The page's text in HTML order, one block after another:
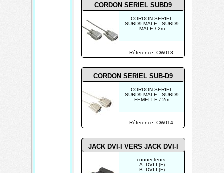
JACK DVI-I VERS JACK DVI-I
connecteurs:
A: DVI-I (F)
B: DVI-I (F)
CORDON SERIEL SUBD9
CORDON SERIEL
SUBD9 MALE - SUBD9
MALE / 2m
Réference: CW013
CORDON SERIEL SUB-D9
CORDON SERIEL
SUBD9 MALE - SUBD9
FEMELLE / 2m
Réference: CW014